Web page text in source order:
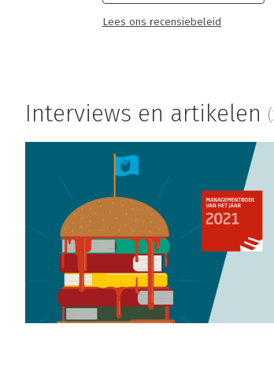
Lees ons recensiebeleid
Interviews en artikelen